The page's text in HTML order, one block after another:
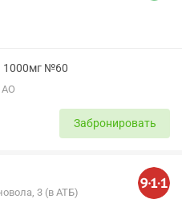
1000мг №60
Забронировать
3 (в АТБ)